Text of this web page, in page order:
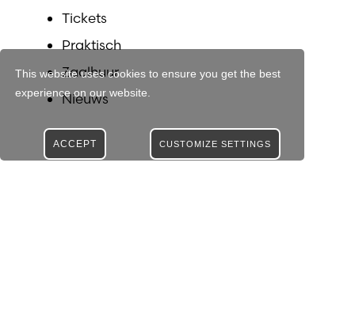
This website uses cookies to ensure you get the best
experience on our website.
CUSTOMIZE SETTINGS
ACCEPT
Tickets
Praktisch
Zaalhuur
Nieuws